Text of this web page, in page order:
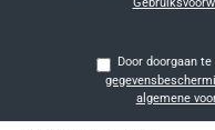
algemene